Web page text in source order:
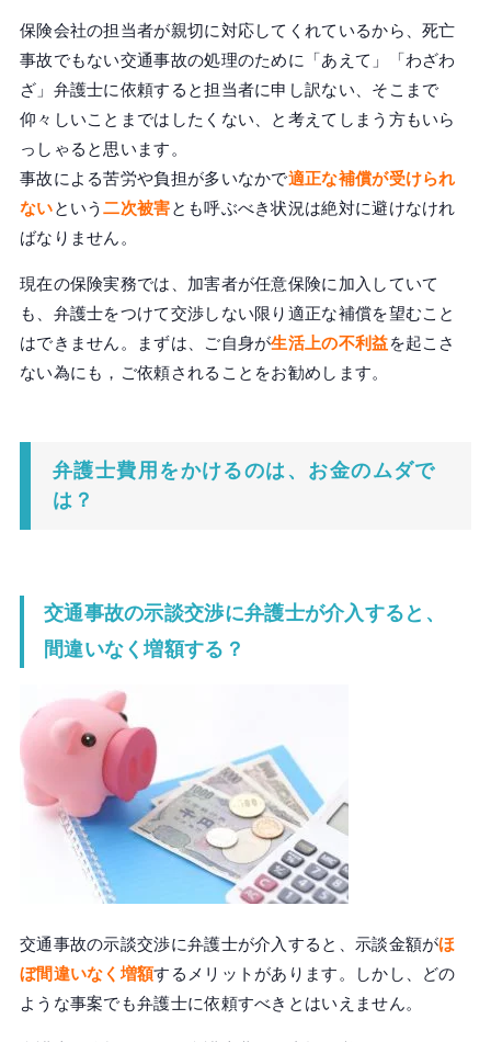
保険会社の担当者が親切に対応してくれているから、死亡
事故でもない交通事故の処理のために「あえて」「わざわ
ざ」弁護士に依頼すると担当者に申し訳ない、そこまで
仰々しいことまではしたくない、と考えてしまう方もいら
っしゃると思います。
事故による苦労や負担が多いなかで適正な補償が受けられ
ないという二次被害とも呼ぶべき状況は絶対に避けなけれ
ばなりません。
現在の保険実務では、加害者が任意保険に加入していて
も、弁護士をつけて交渉しない限り適正な補償を望むこと
はできません。まずは、ご自身が生活上の不利益を起こさ
ない為にも，ご依頼されることをお勧めします。
弁護士費用をかけるのは、お金のムダで
は？
交通事故の示談交渉に弁護士が介入すると、
間違いなく増額する？
交通事故の示談交渉に弁護士が介入すると、示談金額がほ
ぼ間違いなく増額するメリットがあります。しかし、どの
ような事案でも弁護士に依頼すべきとはいえません。